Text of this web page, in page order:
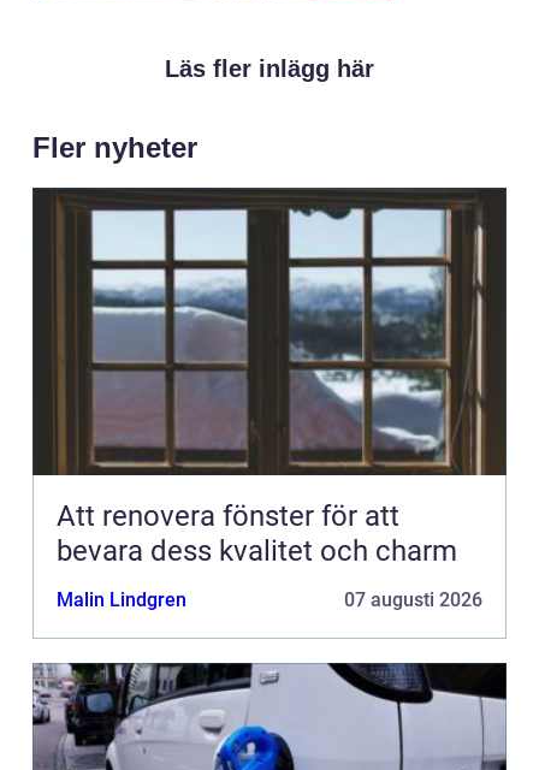
Läs fler inlägg här
Fler nyheter
Att renovera fönster för att
bevara dess kvalitet och charm
Malin Lindgren 07 augusti 2026